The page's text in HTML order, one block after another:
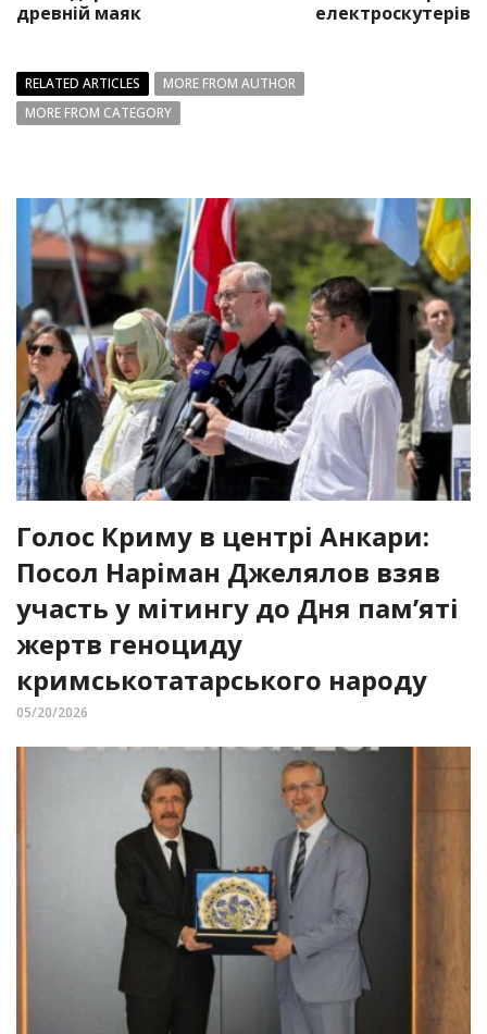
древній маяк
електроскутерів
RELATED ARTICLES
MORE FROM AUTHOR
MORE FROM CATEGORY
Голос Криму в центрі Анкари:
Посол Наріман Джелялов взяв
участь у мітингу до Дня пам’яті
жертв геноциду
кримськотатарського народу
05/20/2026